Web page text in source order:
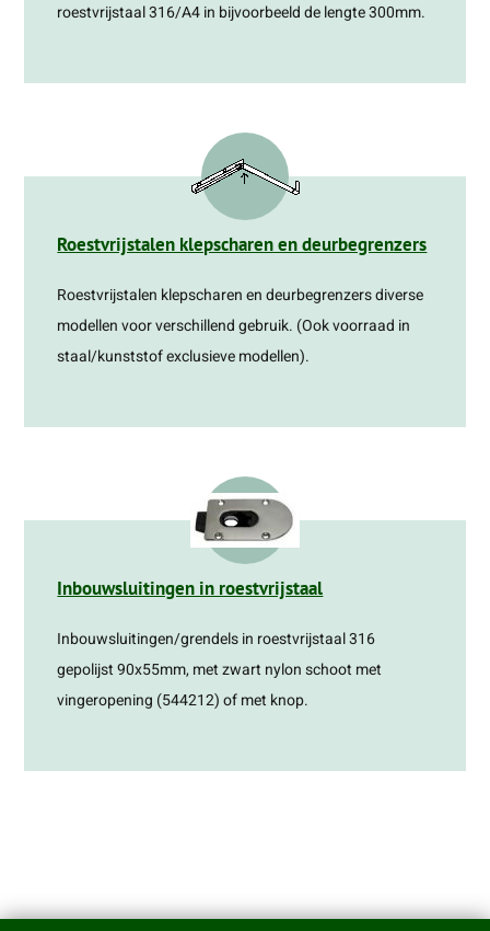
roestvrijstaal 316/A4 in bijvoorbeeld de lengte 300mm.
Roestvrijstalen klepscharen en deurbegrenzers
Roestvrijstalen klepscharen en deurbegrenzers diverse
modellen voor verschillend gebruik. (Ook voorraad in
staal/kunststof exclusieve modellen).
Inbouwsluitingen in roestvrijstaal
Inbouwsluitingen/grendels in roestvrijstaal 316
gepolijst 90x55mm, met zwart nylon schoot met
vingeropening (544212) of met knop.